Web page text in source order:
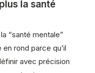
la santé
“santé mentale”
rond parce qu’il
avec précision